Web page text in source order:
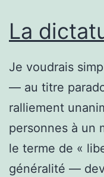
La
Je voudrais
— au titre
ralliement
personnes à un
le terme de «
généralité —